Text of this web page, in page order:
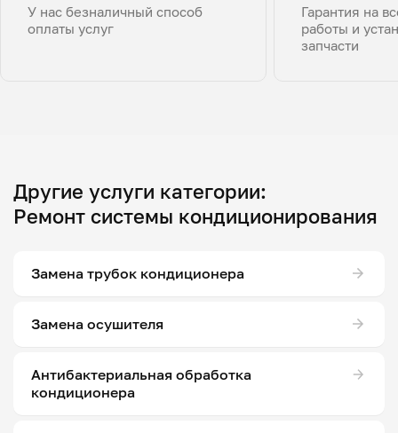
У нас безналичный способ
оплаты услуг
Гарантия на
работы и
запчасти
Другие услуги категории:
Ремонт системы кондиционирования
Замена трубок кондиционера
Замена осушителя
Антибактериальная обработка
кондиционера